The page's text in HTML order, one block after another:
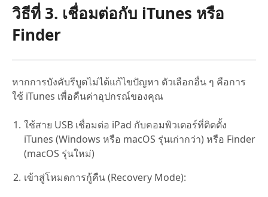
วิธีที่ 3. เชื่อมต่อกับ iTunes หรือ
Finder
หากการบังคับรีบูตไม่ได้แก้ไขปัญหา ตัวเลือกอื่น ๆ คือการ
ใช้ iTunes เพื่อคืนค่าอุปกรณ์ของคุณ
ใช้สาย USB เชื่อมต่อ iPad กับคอมพิวเตอร์ที่ติดตั้ง
iTunes (Windows หรือ macOS รุ่นเก่ากว่า) หรือ Finder
(macOS รุ่นใหม่)
เข้าสู่โหมดการกู้คืน (Recovery Mode):